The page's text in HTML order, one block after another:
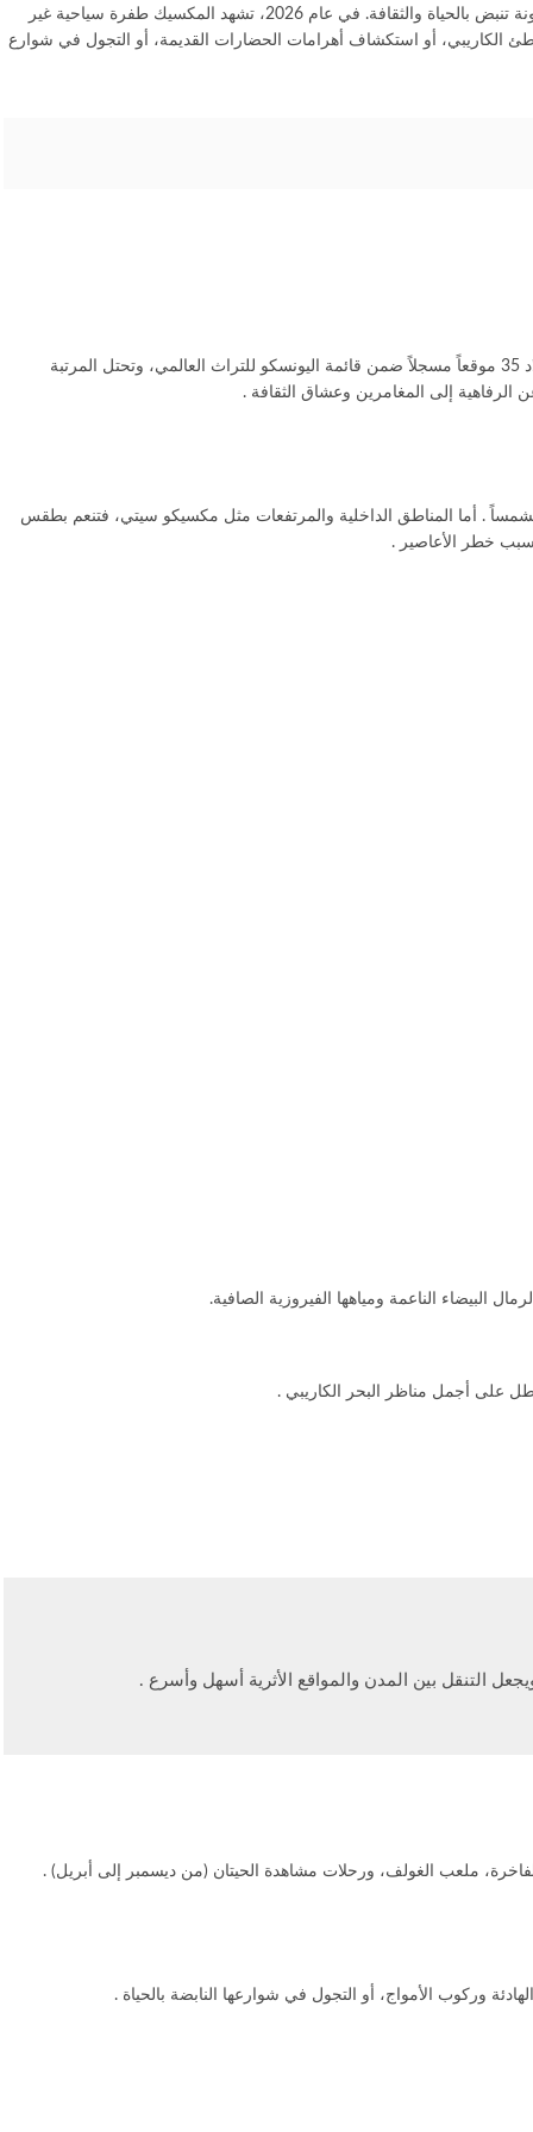
المكسيك ليست مجرد وجهة سياحية؛ إنها تجربة متكاملة تجمع بين تاريخ عريق يعود لآلاف السنين، وشواطئ كارثية تُعد من أجمل شواطئ العالم، ومدن ملونة تنبض بالحياة والثقافة. في عام 2026، تشهد المكسيك طفرة سياحية غير
سنوياً . سواء كنت تبحث عن الاسترخاء على شواطئ الكاريبي، أو استكشاف أهرامات الحضارات القديمة، أو التجول في شوارع
تمتد المكسيك على مساحة تقارب مليوني كيلومتر مربع، وتضم أكثر من 9,600 كيلومتر من السواحل الممتدة بين المحيط الهادئ والبحر الكاريبي . تضم البلاد 35 موقعاً مسجلاً ضمن قائمة اليونسكو للتراث العالمي، وتحتل المرتبة
الرفاهية إلى المغامرين وعشاق الثقافة .
. أما المناطق الداخلية والمرتفعات مثل مكسيكو سيتي، فتنعم بطقس
خطر الأعاصير .
البيضاء الناعمة ومياهها الفيروزية الصافية.
التنقل بين المدن والمواقع الأثرية أسهل وأسرع .
ملعب الغولف، ورحلات مشاهدة الحيتان (من ديسمبر إلى أبريل) .
وركوب الأمواج، أو التجول في شوارعها النابضة بالحياة .